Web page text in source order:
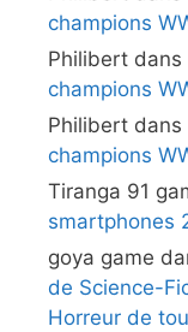
champions
Philibert dans
champions
Philibert dans
champions
Tiranga 91
smartphones
goya game
de Science-
Horreur de